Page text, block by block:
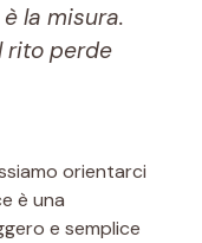
la misura.
rito perde
orientarci
è una
e semplice